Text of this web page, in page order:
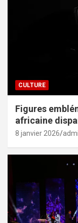
CULTURE
Figures
africaine
8 janvier 2026